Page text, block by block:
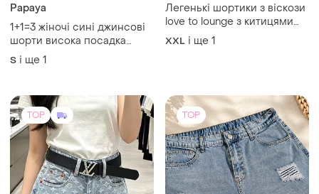
Papaya
1+1=3 жіночі сині джинсові
шорти висока посадка
papaya, розмір 44 - 46
S і ще 1
Легенькі шортики з віскози
love to lounge з китицями
великого розміру шортики
для дому піжами
XXL і ще 1
TOP TOP